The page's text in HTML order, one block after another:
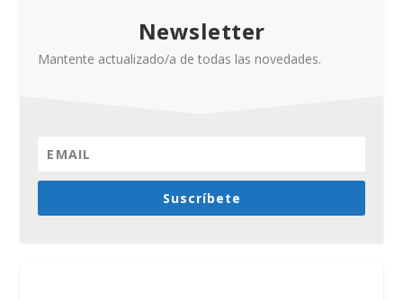
Newsletter
Mantente actualizado/a de todas las novedades.
Suscríbete